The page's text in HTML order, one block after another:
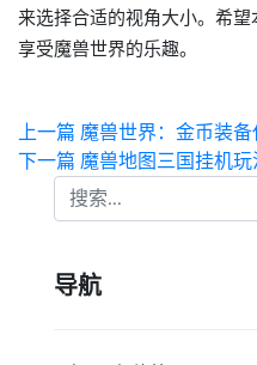
来选择合适的视角大小。希
享受魔兽世界的乐趣。
上一篇 魔兽世界：金币装
下一篇 魔兽地图三国挂机
导航